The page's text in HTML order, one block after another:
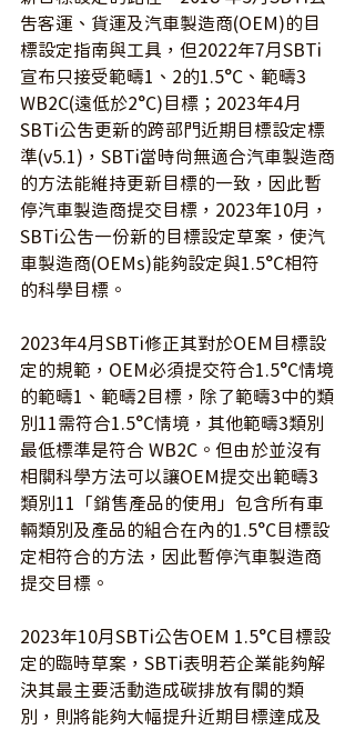
告客運、貨運及汽車製造商(OEM)的目
標設定指南與工具，但2022年7月SBTi
宣布只接受範疇1、2的1.5°C、範疇3
WB2C(遠低於2°C)目標；2023年4月
SBTi公告更新的跨部門近期目標設定標
準(v5.1)，SBTi當時尚無適合汽車製造商
的方法能維持更新目標的一致，因此暫
停汽車製造商提交目標，2023年10月，
SBTi公告一份新的目標設定草案，使汽
車製造商(OEMs)能夠設定與1.5°C相符
的科學目標。
2023年4月SBTi修正其對於OEM目標設
定的規範，OEM必須提交符合1.5°C情境
的範疇1、範疇2目標，除了範疇3中的類
別11需符合1.5°C情境，其他範疇3類別
最低標準是符合 WB2C。但由於並沒有
相關科學方法可以讓OEM提交出範疇3
類別11「銷售產品的使用」包含所有車
輛類別及產品的組合在內的1.5°C目標設
定相符合的方法，因此暫停汽車製造商
提交目標。
2023年10月SBTi公告OEM 1.5°C目標設
定的臨時草案，SBTi表明若企業能夠解
決其最主要活動造成碳排放有關的類
別，則將能夠大幅提升近期目標達成及